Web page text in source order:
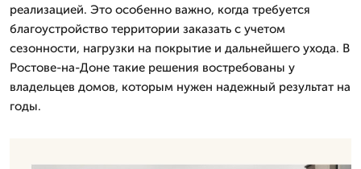
реализацией. Это особенно важно, когда требуется
благоустройство территории заказать с учетом
сезонности, нагрузки на покрытие и дальнейшего ухода. В
Ростове-на-Доне такие решения востребованы у
владельцев домов, которым нужен надежный результат на
годы.